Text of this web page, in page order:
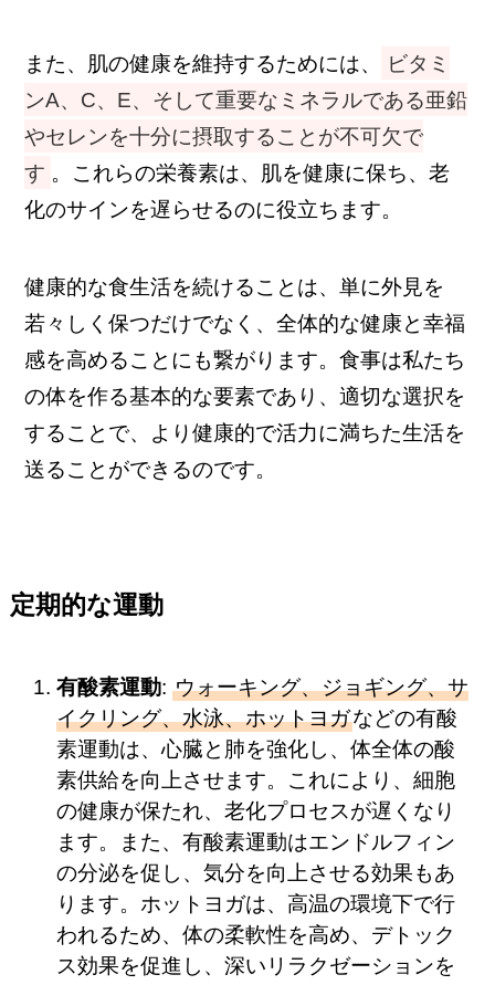
また、肌の健康を維持するためには、
ビタミ
ンA、C、E、そして重要なミネラルである亜鉛
やセレンを十分に摂取することが不可欠で
す 。これらの栄養素は、肌を健康に保ち、老
化のサインを遅らせるのに役立ちます。
健康的な食生活を続けることは、単に外見を
若々しく保つだけでなく、全体的な健康と幸福
感を高めることにも繋がります。食事は私たち
の体を作る基本的な要素であり、適切な選択を
することで、より健康的で活力に満ちた生活を
送ることができるのです。
定期的な運動
有酸素運動: ウォーキング、ジョギング、サ
イクリング、水泳、ホットヨガなどの有酸
素運動は、心臓と肺を強化し、体全体の酸
素供給を向上させます。これにより、細胞
の健康が保たれ、老化プロセスが遅くなり
ます。また、有酸素運動はエンドルフィン
の分泌を促し、気分を向上させる効果もあ
ります。ホットヨガは、高温の環境下で行
われるため、体の柔軟性を高め、デトック
ス効果を促進し、深いリラクゼーションを